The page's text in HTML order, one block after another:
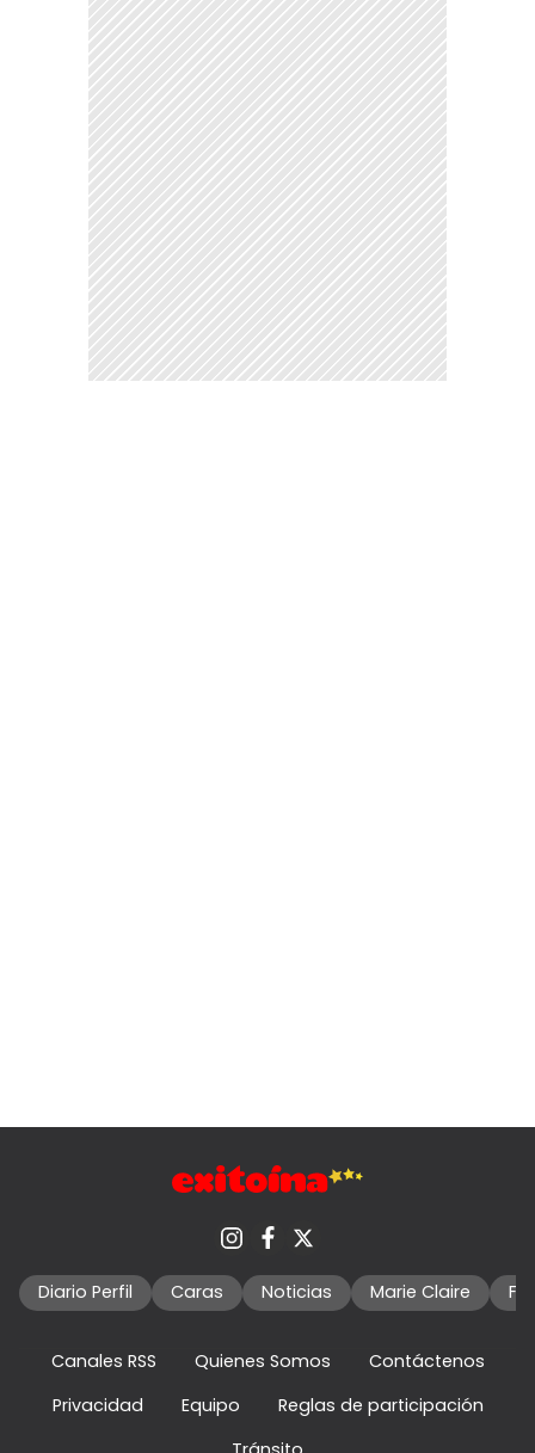
Diario Perfil Caras Noticias Marie Claire
Canales RSS Quienes Somos
Contáctenos
Privacidad
Equipo
Reglas de participación